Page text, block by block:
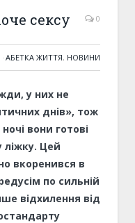
сексу 0
·АБЕТКА ЖИТТЯ, НОВИНИ
у них не
днів», тож
вони готові
ліжку. Цей
вкоренився в
по сильній
відхилення від